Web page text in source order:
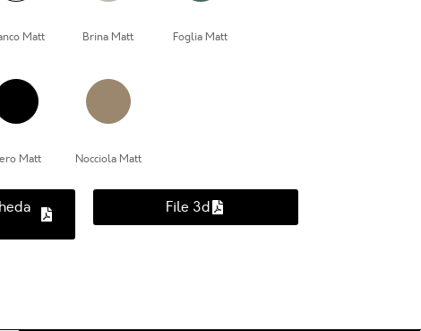
Matt Brina Matt Foglia Matt
Matt Nocciola Matt
File 3d